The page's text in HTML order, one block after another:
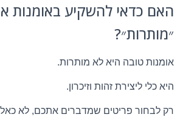
האם כדאי להשקיע באומנות
״מותרות״?
אומנות טובה היא לא מותרות.
היא כלי ליצירת זהות וזיכרון.
רק לבחור פריטים שמדברים אתכם, לא